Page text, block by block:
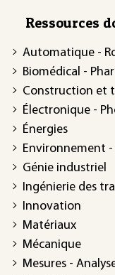
Ressources
Automatique -
Biomédical -
Construction et
Électronique -
Énergies
Environnement
Génie industriel
Ingénierie des
Innovation
Matériaux
Mécanique
Mesures -